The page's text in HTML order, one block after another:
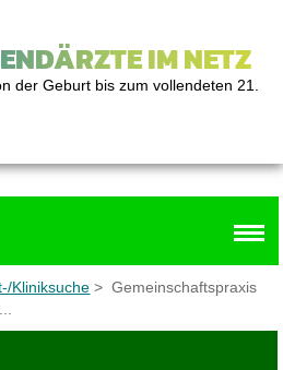
IM NETZ
der Geburt bis zum vollendeten 21.
Kliniksuche > Gemeinschaftspraxis